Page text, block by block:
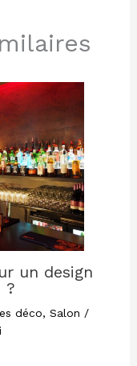
un design
?
déco, Salon /